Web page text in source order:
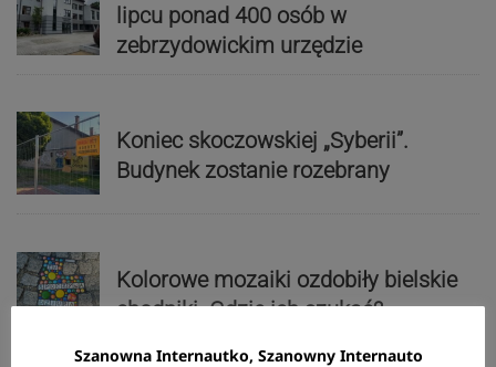
lipcu ponad 400 osób w
zebrzydowickim urzędzie
Koniec skoczowskiej „Syberii”.
Budynek zostanie rozebrany
Kolorowe mozaiki ozdobiły bielskie
chodniki. Gdzie ich szukać?
Szanowna Internautko, Szanowny Internauto